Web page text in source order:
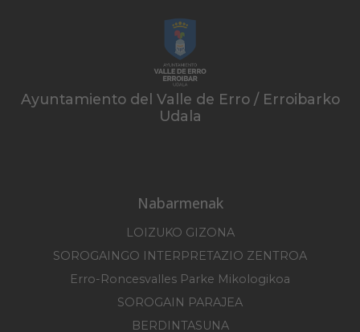
Ayuntamiento del Valle de Erro / Erroibarko
Udala
Nabarmenak
LOIZUKO GIZONA
SOROGAINGO INTERPRETAZIO ZENTROA
Erro-Roncesvalles Parke Mikologikoa
SOROGAIN PARAJEA
BERDINTASUNA